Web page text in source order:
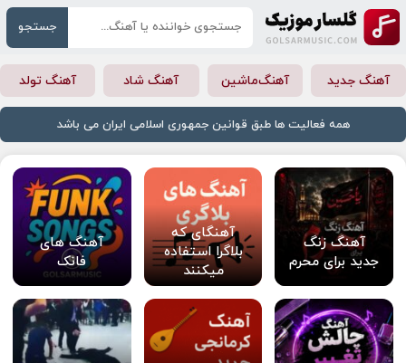
جستجو
آهنگ جدید آهنگ‌ماشین آهنگ شاد آهنگ تولد
همه فعالیت ها طبق قوانین جمهوری اسلامی ایران می باشد
آهنگ زنگ
جدید برای محرم
آهنگای که
بلاگرا استفاده
میکنند
آهنگ های
فانک